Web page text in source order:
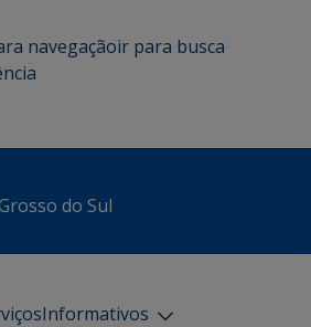
navegaçãoir para busca
do Sul
Informativos